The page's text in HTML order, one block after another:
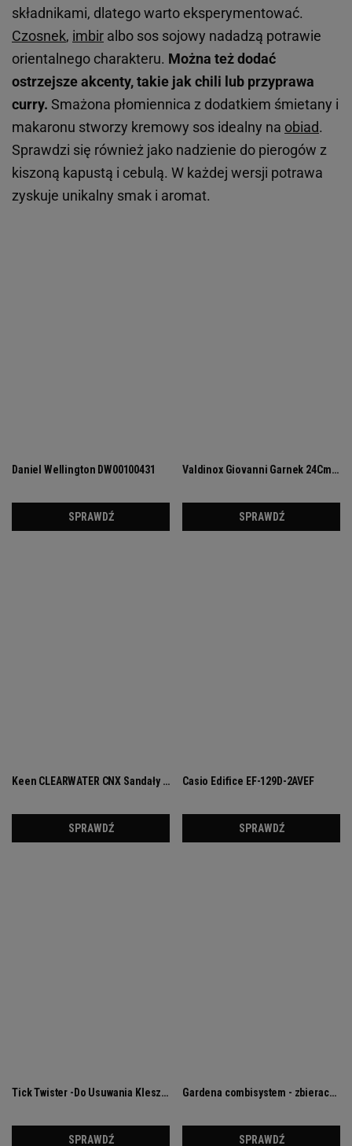
składnikami, dlatego warto eksperymentować.
Czosnek, imbir albo sos sojowy nadadzą potrawie
orientalnego charakteru. Można też dodać
ostrzejsze akcenty, takie jak chili lub przyprawa
curry. Smażona płomiennica z dodatkiem śmietany i
makaronu stworzy kremowy sos idealny na obiad.
Sprawdzi się również jako nadzienie do pierogów z
kiszoną kapustą i cebulą. W każdej wersji potrawa
zyskuje unikalny smak i aromat.